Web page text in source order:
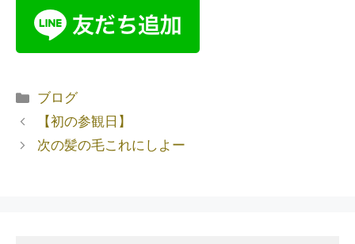
ブログ
【初の参観日】
次の髪の毛これにしよー